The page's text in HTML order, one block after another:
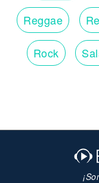
Reggae
Rock